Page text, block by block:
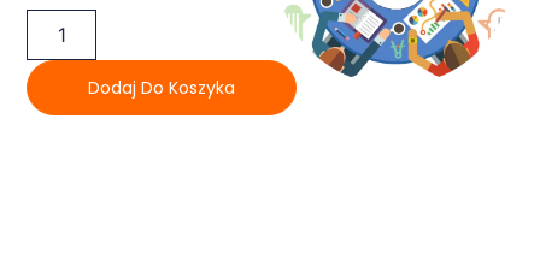
Dodaj Do Koszyka